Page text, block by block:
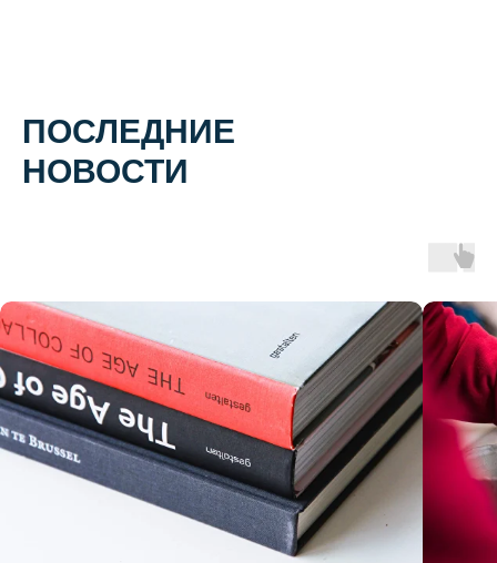
ПОСЛЕДНИЕ
НОВОСТИ